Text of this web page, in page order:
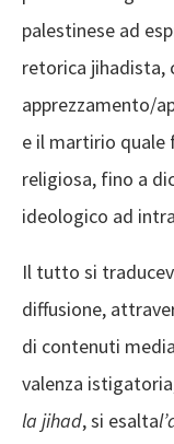
palestinese ad
retorica jihadista,
apprezzamento/
e il martirio quale
religiosa, fino a
ideologico ad
Il tutto si
diffusione,
di contenuti
valenza
la jihad, si esalta